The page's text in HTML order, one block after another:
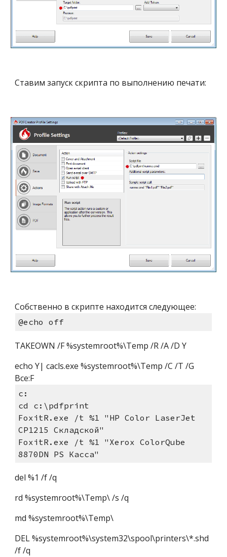
Ставим запуск скрипта по выполнению печати:
Собственно в скрипте находится следующее:
@echo off
TAKEOWN /F %systemroot%\Temp /R /A /D Y
echo Y| cacls.exe %systemroot%\Temp /C /T /G
Все:F
c:
cd c:\pdfprint
FoxitR.exe /t %1 "HP Color LaserJet
CP1215 Складской"
FoxitR.exe /t %1 "Xerox ColorQube
8870DN PS Касса"
del %1 /f /q
rd %systemroot%\Temp\ /s /q
md %systemroot%\Temp\
DEL %systemroot%\system32\spool\printers\*.shd
/f /q